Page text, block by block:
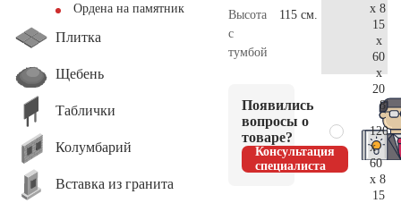
Ордена на памятник
Плитка
Щебень
Таблички
Колумбарий
Вставка из гранита
Высота
с
тумбой
115 см.
Появились
вопросы о
товаре?
Консультация
специалиста
x 8
15
x
60
x
20
120
x
60
x 8
15